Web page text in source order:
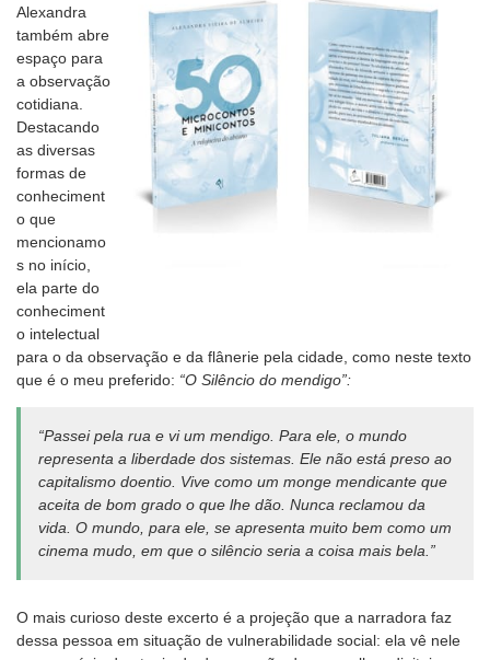
Alexandra
também abre
espaço para
a observação
cotidiana.
Destacando
as diversas
formas de
conheciment
o que
mencionamo
s no início,
ela parte do
conheciment
o intelectual
para o da observação e da flânerie pela cidade, como neste texto
que é o meu preferido: “O Silêncio do mendigo”:
“Passei pela rua e vi um mendigo. Para ele, o mundo
representa a liberdade dos sistemas. Ele não está preso ao
capitalismo doentio. Vive como um monge mendicante que
aceita de bom grado o que lhe dão. Nunca reclamou da
vida. O mundo, para ele, se apresenta muito bem como um
cinema mudo, em que o silêncio seria a coisa mais bela.”
O mais curioso deste excerto é a projeção que a narradora faz
dessa pessoa em situação de vulnerabilidade social: ela vê nele